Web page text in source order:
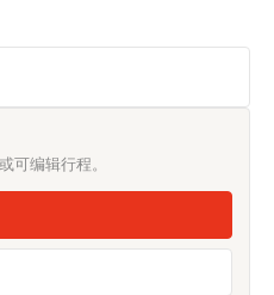
可编辑行程。